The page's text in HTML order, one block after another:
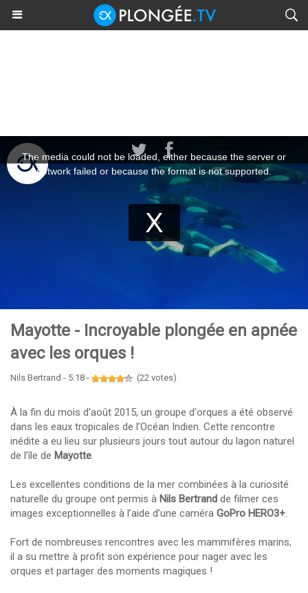
Mayotte - Incroyable plongée en apnée
avec les orques !
Nils Bertrand - 5:18 - (22 votes)
À la fin du mois d'août 2015, un groupe d'orques a été observé
dans les eaux tropicales de l’Océan Indien. Cette rencontre
inédite a eu lieu sur plusieurs jours tout autour du lagon naturel
de l’île de Mayotte.
Les excellentes conditions de la mer combinées à la curiosité
naturelle du groupe ont permis à Nils Bertrand de filmer ces
images exceptionnelles à l’aide d’une caméra GoPro HERO3+.
Fort de nombreuses rencontres avec les mammifères marins,
il a su mettre à profit son expérience pour nager avec les
orques et partager des moments magiques !